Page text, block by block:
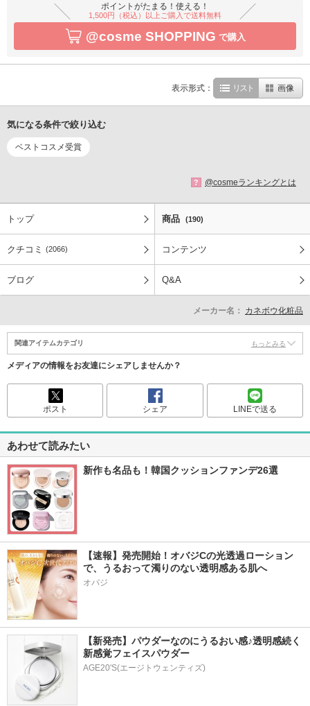
ポイントがたまる！使える！
1,500円（税込）以上ご購入で送料無料
@cosme SHOPPING で購入
表示形式： リスト 画像
気になる条件で絞り込む
ベストコスメ受賞
? @cosmeランキングとは
トップ 商品 (190)
クチコミ (2066) コンテンツ
ブログ Q&A
メーカー名： カネボウ化粧品
関連アイテムカテゴリ もっとみる
メディアの情報をお友達にシェアしませんか？
ポスト シェア LINEで送る
あわせて読みたい
新作も名品も！韓国クッションファンデ26選
【速報】発売開始！オバジCの光透過ローション
で、うるおって濁りのない透明感ある肌へ
オバジ
【新発売】パウダーなのにうるおい感♪透明感続く
新感覚フェイスパウダー
AGE20'S(エージトウェンティズ)